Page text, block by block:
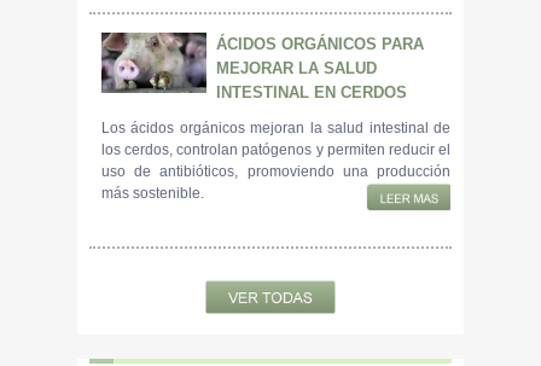
ÁCIDOS ORGÁNICOS PARA
MEJORAR LA SALUD
INTESTINAL EN CERDOS
Los ácidos orgánicos mejoran la salud intestinal de
los cerdos, controlan patógenos y permiten reducir el
uso de antibióticos, promoviendo una producción
más sostenible.